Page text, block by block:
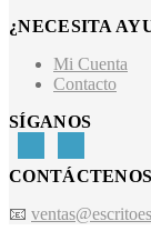
¿NECESITA
Mi Cuenta
Contacto
SÍGANOS
CONTÁCTENOS
📧